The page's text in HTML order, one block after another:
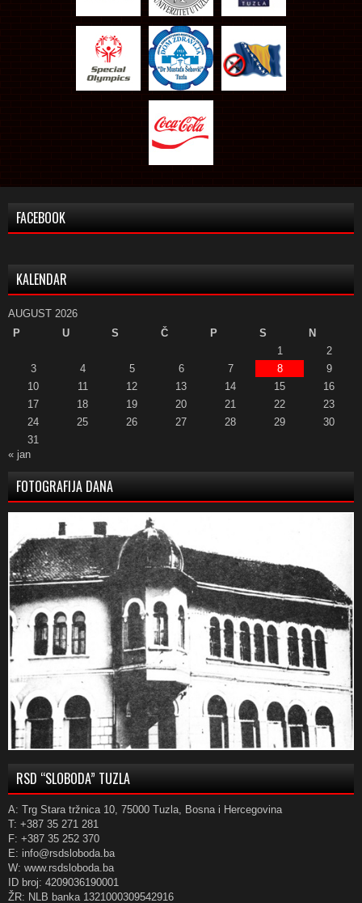
FACEBOOK
KALENDAR
AUGUST 2026
P
U S Č P S
N
1
2
3
4 5 6 7 8
9
10
11 12 13 14 15
16
17
18 19 20 21 22
23
24
25 26 27 28 29
30
31
« jan
FOTOGRAFIJA DANA
RSD “SLOBODA” TUZLA
A: Trg Stara tržnica 10, 75000 Tuzla, Bosna i Hercegovina
T: +387 35 271 281
F: +387 35 252 370
E: info@rsdsloboda.ba
W: www.rsdsloboda.ba
ID broj: 4209036190001
ŽR: NLB banka 1321000309542916